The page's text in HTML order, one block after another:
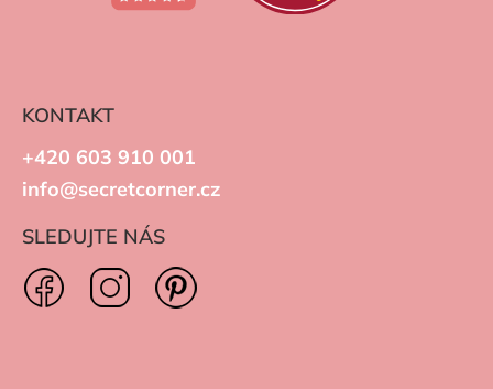
KONTAKT
+420 603 910 001
info@secretcorner.cz
SLEDUJTE NÁS